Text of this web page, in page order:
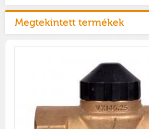
Megtekintett termékek